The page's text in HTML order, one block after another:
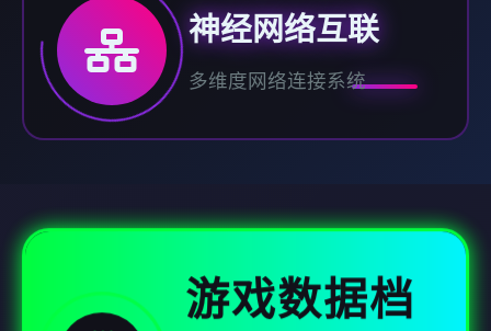
神经网络互联
多维度网络连接系统
游戏数据档